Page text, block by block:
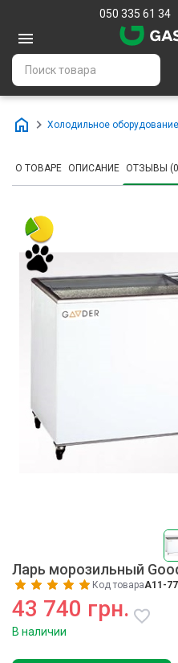
050 335 61 34
Холодильное оборудование
О ТОВАРЕ ОПИСАНИЕ ОТЗЫВЫ
Ларь морозильный
Код товараA11-
43 740 грн.
В наличии